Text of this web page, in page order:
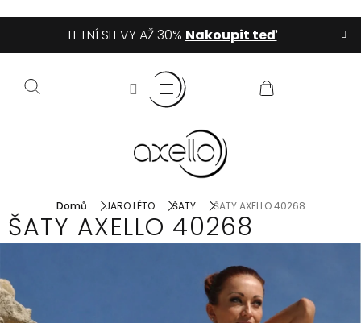
obsah
LETNÍ SLEVY AŽ 30% Nakoupit teď
Domů JARO LÉTO ŠATY ŠATY AXELLO 40268
ŠATY AXELLO 40268